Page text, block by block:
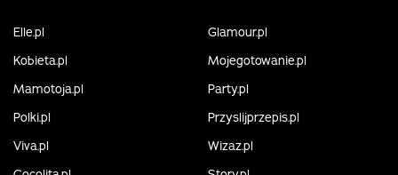
Elle.pl
Glamour.pl
Kobieta.pl
Mojegotowanie.pl
Mamotoja.pl
Party.pl
Polki.pl
Przyslijprzepis.pl
Viva.pl
Wizaz.pl